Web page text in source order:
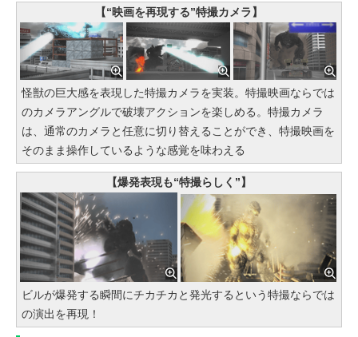
【“映画を再現する”特撮カメラ】
怪獣の巨大感を表現した特撮カメラを実装。特撮映画ならでは
のカメラアングルで破壊アクションを楽しめる。特撮カメラ
は、通常のカメラと任意に切り替えることができ、特撮映画を
そのまま操作しているような感覚を味わえる
【爆発表現も“特撮らしく”】
ビルが爆発する瞬間にチカチカと発光するという特撮ならでは
の演出を再現！